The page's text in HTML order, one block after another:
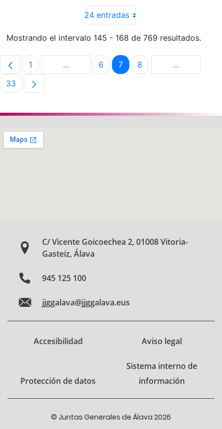
24 entradas
Mostrando el intervalo 145 - 168 de 769 resultados.
Página
1 ...Páginas intermedias Use TAB para
Página
6 Página
7 Página
8 ...Páginas
Página
33
C/ Vicente Goicoechea 2, 01008 Vitoria-
Gasteiz, Álava
945 125 100
jjggalava@jjggalava.eus
Accesibilidad Aviso legal
Protección de datos
Sistema interno de
información
© Juntas Generales de Álava 2026